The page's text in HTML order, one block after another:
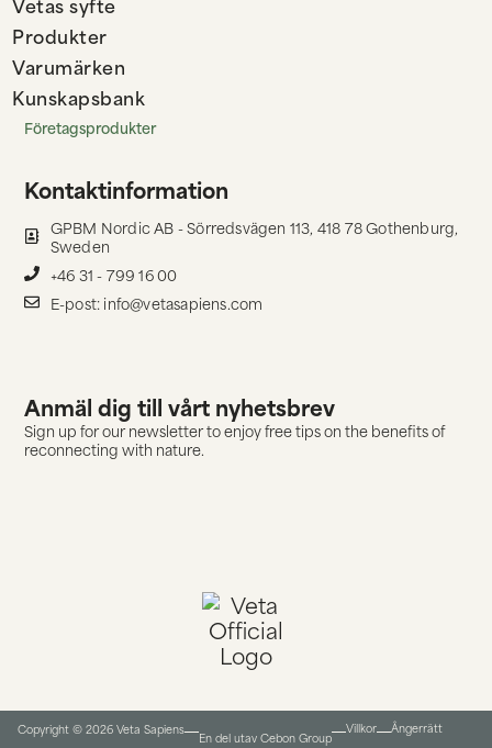
Produkter
Varumärken
Kunskapsbank
Företagsprodukter
Kontaktinformation
GPBM Nordic AB - Sörredsvägen 113, 418 78 Gothenburg,
Sweden
+46 31 - 799 16 00
E-post: info@vetasapiens.com
Anmäl dig till vårt nyhetsbrev
Sign up for our newsletter to enjoy free tips on the benefits of
reconnecting with nature.
Copyright © 2026 Veta Sapiens
En del utav Cebon Group
Villkor Ångerrätt